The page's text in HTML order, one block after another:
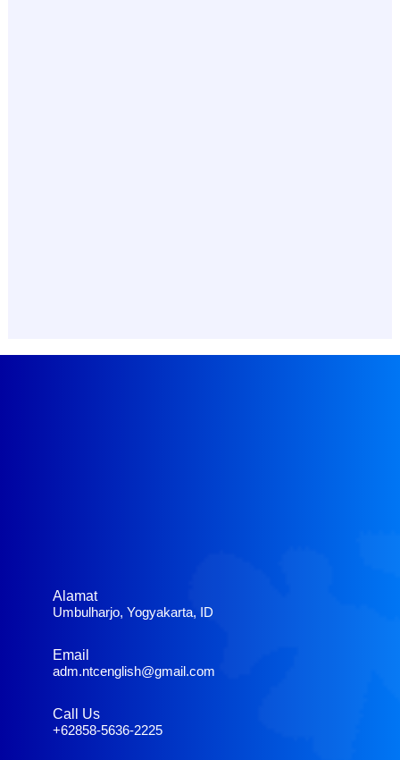
Alamat
Umbulharjo, Yogyakarta, ID
Email
adm.ntcenglish@gmail.com
Call Us
+62858-5636-2225